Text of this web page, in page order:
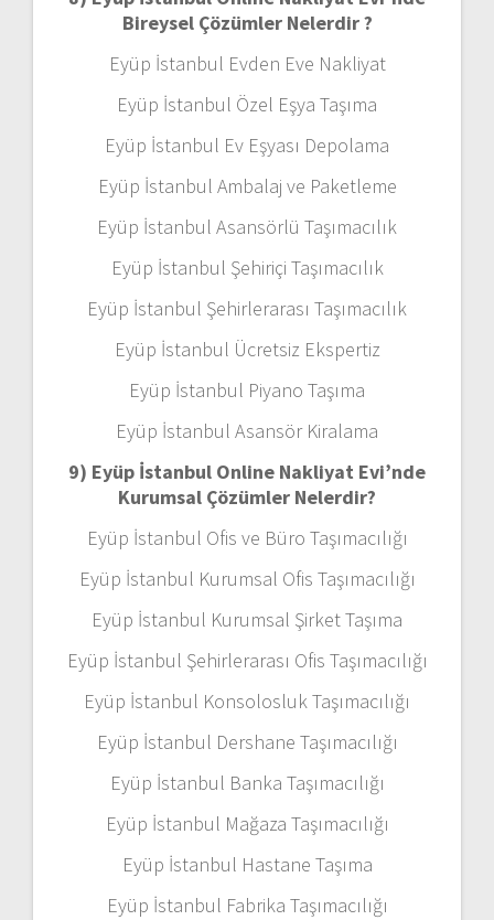
Bireysel Çözümler Nelerdir ?
Eyüp İstanbul Evden Eve Nakliyat
Eyüp İstanbul Özel Eşya Taşıma
Eyüp İstanbul Ev Eşyası Depolama
Eyüp İstanbul Ambalaj ve Paketleme
Eyüp İstanbul Asansörlü Taşımacılık
Eyüp İstanbul Şehiriçi Taşımacılık
Eyüp İstanbul Şehirlerarası Taşımacılık
Eyüp İstanbul Ücretsiz Ekspertiz
Eyüp İstanbul Piyano Taşıma
Eyüp İstanbul Asansör Kiralama
9) Eyüp İstanbul Online Nakliyat Evi’nde
Kurumsal Çözümler Nelerdir?
Eyüp İstanbul Ofis ve Büro Taşımacılığı
Eyüp İstanbul Kurumsal Ofis Taşımacılığı
Eyüp İstanbul Kurumsal Şirket Taşıma
Eyüp İstanbul Şehirlerarası Ofis Taşımacılığı
Eyüp İstanbul Konsolosluk Taşımacılığı
Eyüp İstanbul Dershane Taşımacılığı
Eyüp İstanbul Banka Taşımacılığı
Eyüp İstanbul Mağaza Taşımacılığı
Eyüp İstanbul Hastane Taşıma
Eyüp İstanbul Fabrika Taşımacılığı